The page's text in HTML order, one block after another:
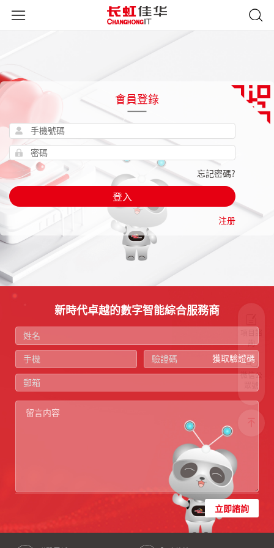
會員登錄
忘記密碼?
登入
注册
詢
微信公
新時代卓越的數字智能綜合服務商
獲取驗證碼
立即諮詢